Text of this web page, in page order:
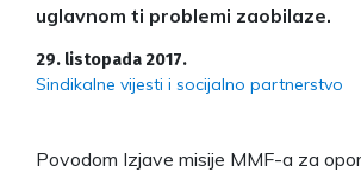
uglavnom ti problemi zaobilaze.
29. listopada 2017.
Sindikalne vijesti i socijalno partnerstvo
Povodom Izjave misije MMF-a za